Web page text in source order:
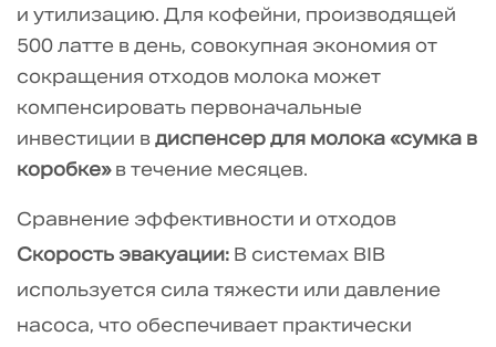
Будущее
молочной
логистики
кафе
5.1
Часто
вопросы
(FAQ)
5.1.1
1.
и утилизацию. Для кофейни, производящей
500 латте в день, совокупная экономия от
сокращения отходов молока может
компенсировать первоначальные
инвестиции вдиспенсер для молока «сумка в
коробке»в течение месяцев.
Сравнение эффективности и отходов
Скорость эвакуации: В системах BIB
используется сила тяжести или давление
насоса, что обеспечивает практически